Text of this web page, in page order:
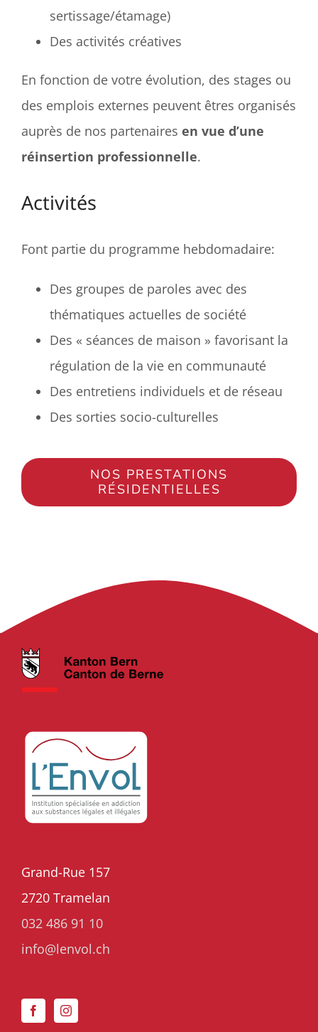
sertissage/étamage)
Des activités créatives
En fonction de votre évolution, des stages ou
des emplois externes peuvent êtres organisés
auprès de nos partenaires en vue d’une
réinsertion professionnelle.
Activités
Font partie du programme hebdomadaire:
Des groupes de paroles avec des
thématiques actuelles de société
Des « séances de maison » favorisant la
régulation de la vie en communauté
Des entretiens individuels et de réseau
Des sorties socio-culturelles
NOS PRESTATIONS
RÉSIDENTIELLES
Grand-Rue 157
2720 Tramelan
032 486 91 10
info@lenvol.ch